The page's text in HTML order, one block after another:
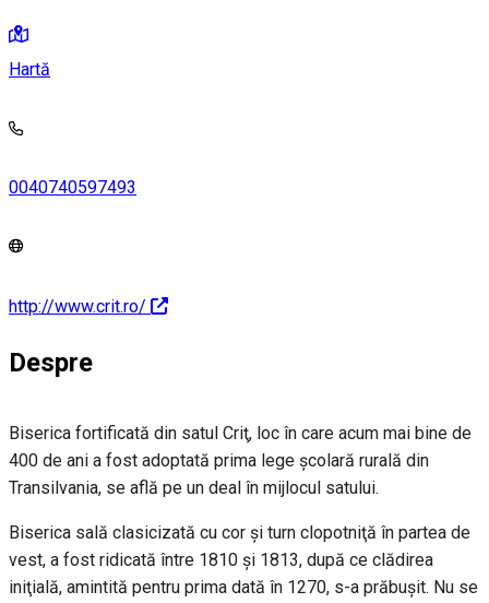
Hartă
0040740597493
http://www.crit.ro/
Despre
Biserica fortificată din satul Criţ, loc în care acum mai bine de
400 de ani a fost adoptată prima lege şcolară rurală din
Transilvania, se află pe un deal în mijlocul satului.
Biserica sală clasicizată cu cor şi turn clopotniţă în partea de
vest, a fost ridicată între 1810 şi 1813, după ce clădirea
iniţială, amintită pentru prima dată în 1270, s-a prăbuşit. Nu se